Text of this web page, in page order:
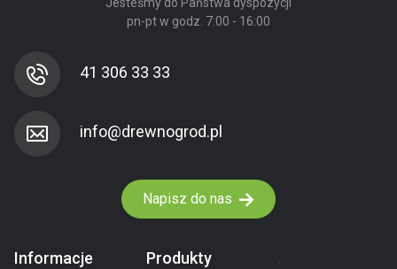
Jesteśmy do Państwa dyspozycji
pn-pt w godz. 7:00 - 16:00
41 306 33 33
Napisz do nas
Informacje Produkty